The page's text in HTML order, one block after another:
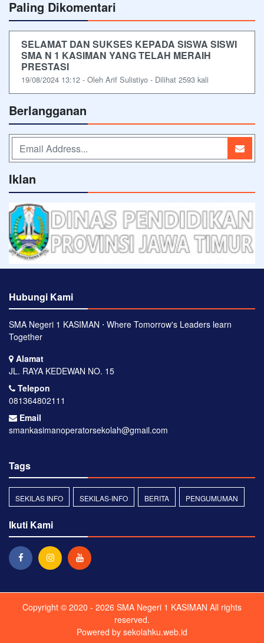
Paling Dikomentari
SELAMAT DAN SUKSES KEPADA SISWA SISWI
SMA N 1 KASIMAN YANG TELAH MERAIH
PRESTASI
19/08/2024 13:12 - Oleh Arif Sulistiyo - Dilihat 2593 kali
Berlangganan
Iklan
Hubungi Kami
SMA Negeri 1 KASIMAN ⋅ Where Tomorrow's Leaders learn
Together
Alamat
JL. RAYA KEDEWAN NO. 15
Telepon
081364802111
Email
smankasimanoperatorsekolah@gmail.com
Tags
SEKILAS INFO SEKILAS-INFO BERITA PENGUMUMAN
Ikuti Kami
Copyright © 2020 - 2026 SMA Negeri 1 KASIMAN All rights
reserved.
Powered by sekolahku.web.id